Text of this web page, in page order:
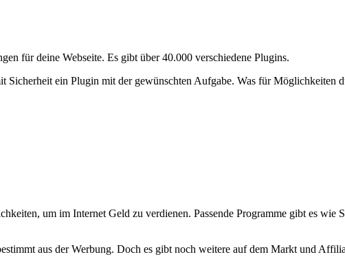
für deine Webseite. Es gibt über 40.000 verschiedene Plugins.
ein Plugin mit der gewünschten Aufgabe. Was für Möglichkeiten
um im Internet Geld zu verdienen. Passende Programme gibt es wie
aus der Werbung. Doch es gibt noch weitere auf dem Markt und